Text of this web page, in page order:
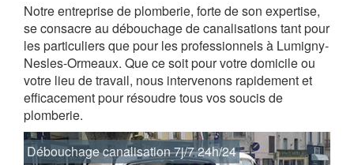
Notre entreprise de plomberie, forte de son expertise,
se consacre au débouchage de canalisations tant pour
les particuliers que pour les professionnels à Lumigny-
Nesles-Ormeaux. Que ce soit pour votre domicile ou
votre lieu de travail, nous intervenons rapidement et
efficacement pour résoudre tous vos soucis de
plomberie.
Débouchage canalisation 7j/7 24h/24